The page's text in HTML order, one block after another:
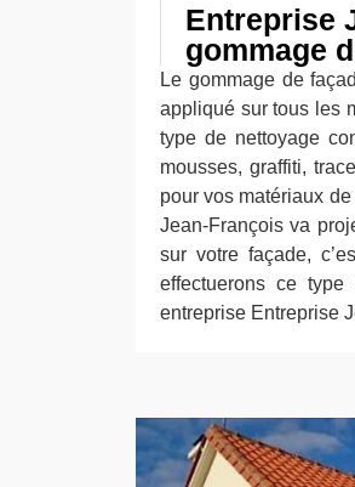
Entreprise
gommage
Le gommage de
appliqué sur tous les
type de nettoyage
mousses, graffiti,
pour vos matériaux
Jean-François va
sur votre façade,
effectuerons ce
entreprise Entreprise